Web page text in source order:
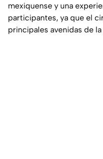
mexiquense y una
participantes, ya que el
principales avenidas de